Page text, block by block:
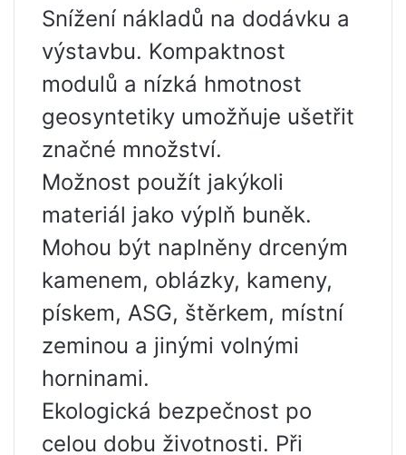
Snížení nákladů na dodávku a
výstavbu. Kompaktnost
modulů a nízká hmotnost
geosyntetiky umožňuje ušetřit
značné množství.
Možnost použít jakýkoli
materiál jako výplň buněk.
Mohou být naplněny drceným
kamenem, oblázky, kameny,
pískem, ASG, štěrkem, místní
zeminou a jinými volnými
horninami.
Ekologická bezpečnost po
celou dobu životnosti. Při